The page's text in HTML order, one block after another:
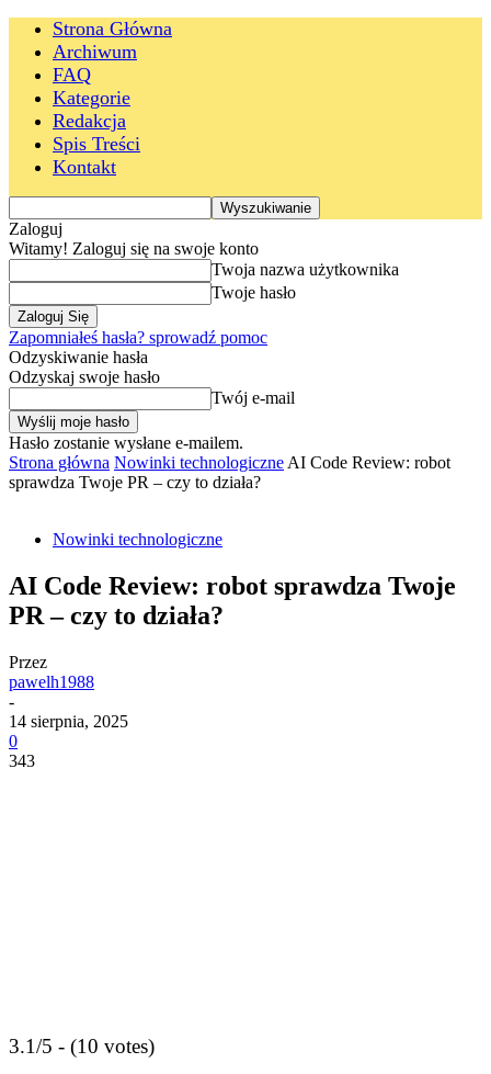
Strona Główna
Archiwum
FAQ
Kategorie
Redakcja
Spis Treści
Kontakt
Zaloguj
Witamy! Zaloguj się na swoje konto
Twoja nazwa użytkownika
Twoje hasło
Zapomniałeś hasła? sprowadź pomoc
Odzyskiwanie hasła
Odzyskaj swoje hasło
Twój e-mail
Hasło zostanie wysłane e-mailem.
Strona główna Nowinki technologiczne AI Code Review: robot
sprawdza Twoje PR – czy to działa?
Nowinki technologiczne
AI Code Review: robot sprawdza Twoje
PR – czy to działa?
Przez
pawelh1988
-
14 sierpnia, 2025
0
343
3.1/5 - (10 votes)